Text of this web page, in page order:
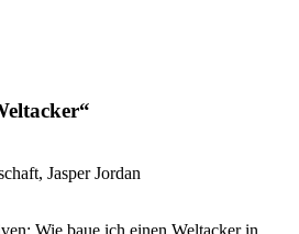
Jasper Jordan
Wie baue ich einen Weltacker in